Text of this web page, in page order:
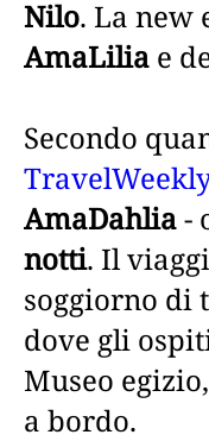
Nilo. La new
AmaLilia e
Secondo
TravelWeekly
AmaDahlia-
notti. Il
soggiorno di
dove gli
Museo
a bordo.